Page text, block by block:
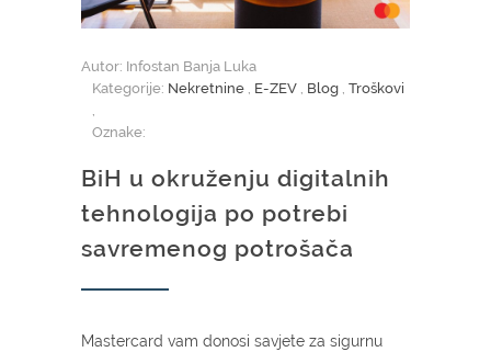
Autor: Infostan Banja Luka
Kategorije: Nekretnine , E-ZEV , Blog , Troškovi
,
Oznake:
BiH u okruženju digitalnih
tehnologija po potrebi
savremenog potrošača
Mastercard vam donosi savjete za sigurnu